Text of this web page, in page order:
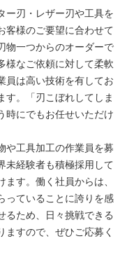
ー刃・レザー刃や工具を
客様のご要望に合わせて
物一つからのオーダーで
様なご依頼に対して柔軟
員は高い技術を有してお
す。「刃こぼれしてしま
時にでもお任せいただけ
や工具加工の作業員を募
未経験者も積極採用して
す。働く社員からは、
っていることに誇りを感
るため、日々挑戦できる
ますので、ぜひご応募く